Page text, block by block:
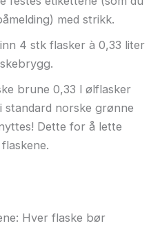
med strikk.
4 stk flasker à 0,33 liter
brune 0,33 l ølflasker
standard norske grønne
Dette for å lette
Hver flaske bør